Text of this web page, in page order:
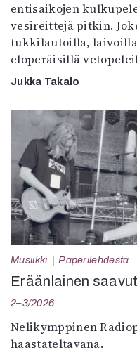
entisaikojen
vesireittejä pitkin.
tukkilautoilla,
eloperäisillä
Jukka Takalo
Musiikki Paperilehdestä
Eräänlainen
2–3/2026
Nelikymppinen
haastateltavana.